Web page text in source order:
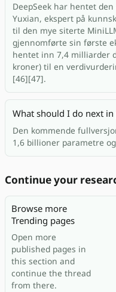
DeepSeek har hentet
Yuxian, ekspert på
til den mye siterte
gjennomførte sin første
hentet inn 7,4 milliarder
kroner) til en
[46][47].
What should I do next in
Den kommende
1,6 billioner parametre
Continue your
Browse more
Trending pages
Open more
published pages in
this section and
continue the thread
from there.